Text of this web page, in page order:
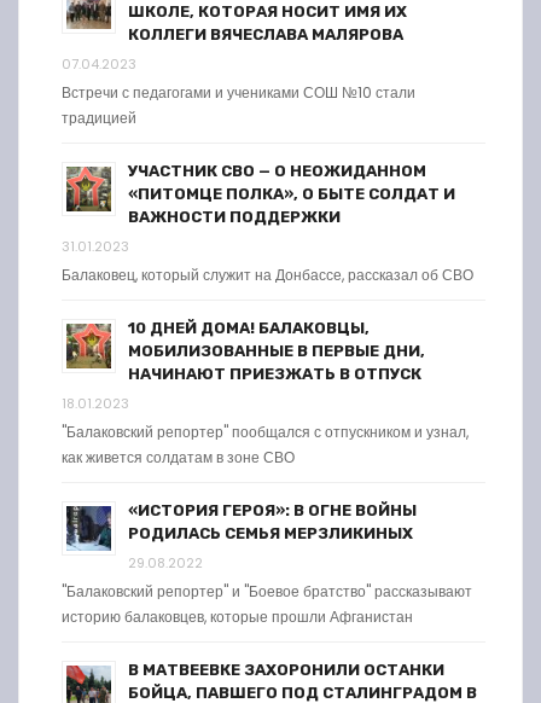
ШКОЛЕ, КОТОРАЯ НОСИТ ИМЯ ИХ
КОЛЛЕГИ ВЯЧЕСЛАВА МАЛЯРОВА
07.04.2023
Встречи с педагогами и учениками СОШ №10 стали
традицией
УЧАСТНИК СВО — О НЕОЖИДАННОМ
«ПИТОМЦЕ ПОЛКА», О БЫТЕ СОЛДАТ И
ВАЖНОСТИ ПОДДЕРЖКИ
31.01.2023
Балаковец, который служит на Донбассе, рассказал об СВО
10 ДНЕЙ ДОМА! БАЛАКОВЦЫ,
МОБИЛИЗОВАННЫЕ В ПЕРВЫЕ ДНИ,
НАЧИНАЮТ ПРИЕЗЖАТЬ В ОТПУСК
18.01.2023
"Балаковский репортер" пообщался с отпускником и узнал,
как живется солдатам в зоне СВО
«ИСТОРИЯ ГЕРОЯ»: В ОГНЕ ВОЙНЫ
РОДИЛАСЬ СЕМЬЯ МЕРЗЛИКИНЫХ
29.08.2022
"Балаковский репортер" и "Боевое братство" рассказывают
историю балаковцев, которые прошли Афганистан
В МАТВЕЕВКЕ ЗАХОРОНИЛИ ОСТАНКИ
БОЙЦА, ПАВШЕГО ПОД СТАЛИНГРАДОМ В